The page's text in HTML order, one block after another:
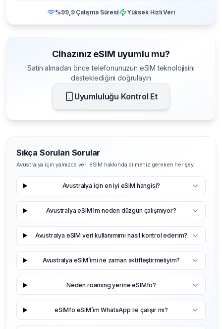
%99,9 Çalışma Süresi Yüksek Hızlı Veri
Cihazınız eSIM uyumlu mu?
Satın almadan önce telefonunuzun eSIM teknolojisini
desteklediğini doğrulayın
Uyumluluğu Kontrol Et
Sıkça Sorulan Sorular
Avustralya için yalnızca veri eSIM hakkında bilmeniz gereken her şey
Avustralya için en iyi eSIM hangisi?
Avustralya eSIM’im neden düzgün çalışmıyor?
Avustralya eSIM veri kullanımımı nasıl kontrol ederim?
Avustralya eSIM’imi ne zaman aktifleştirmeliyim?
Neden roaming yerine eSIMfo?
eSIMfo eSIM’im WhatsApp ile çalışır mı?